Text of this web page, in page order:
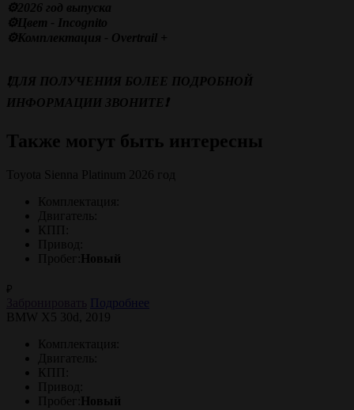
⚙️2026 год выпуска
⚙️Цвет - Incognito
⚙️Комплектация - Overtrail +
❗️ДЛЯ ПОЛУЧЕНИЯ БОЛЕЕ ПОДРОБНОЙ
ИНФОРМАЦИИ ЗВОНИТЕ❗️
Также могут быть интересны
Toyota Sienna Platinum 2026 год
Комплектация:
Двигатель:
КПП:
Привод:
Пробег:
Новый
₽
Подробнее
BMW X5 30d, 2019
Комплектация:
Двигатель:
КПП:
Привод:
Пробег:
Новый